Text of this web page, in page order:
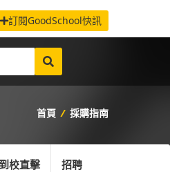
訂閱GoodSchool快訊
首頁 / 採購指南
到校直擊 招聘